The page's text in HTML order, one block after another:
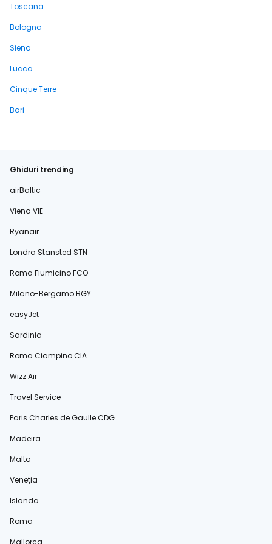
Toscana
Bologna
Siena
Lucca
Cinque Terre
Bari
Ghiduri trending
airBaltic
Viena VIE
Ryanair
Londra Stansted STN
Roma Fiumicino FCO
Milano-Bergamo BGY
easyJet
Sardinia
Roma Ciampino CIA
Wizz Air
Travel Service
Paris Charles de Gaulle CDG
Madeira
Malta
Veneția
Islanda
Roma
Mallorca